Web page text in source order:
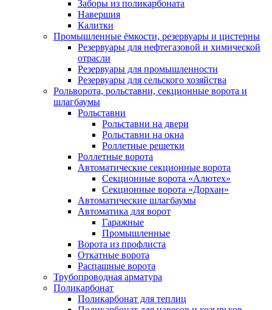
Заборы из поликарбоната
Навершия
Калитки
Промышленные ёмкости, резервуары и цистерны
Резервуары для нефтегазовой и химической
отрасли
Резервуары для промышленности
Резервуары для сельского хозяйства
Рольворота, рольставни, секционные ворота и
шлагбаумы
Рольставни
Рольставни на двери
Рольставни на окна
Роллетные решетки
Роллетные ворота
Автоматические секционные ворота
Секционные ворота «Алютех»
Секционные ворота «Дорхан»
Автоматические шлагбаумы
Автоматика для ворот
Гаражные
Промышленные
Ворота из профлиста
Откатные ворота
Распашные ворота
Трубопроводная арматура
Поликарбонат
Поликарбонат для теплиц